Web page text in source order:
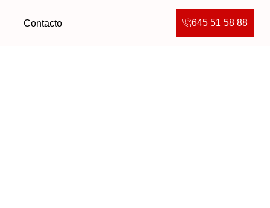
Contacto 645 51 58 88